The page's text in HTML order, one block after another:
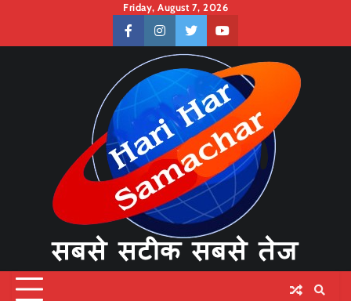
content
Friday, August 7, 2026
facebookinstagramtwitteryoutube